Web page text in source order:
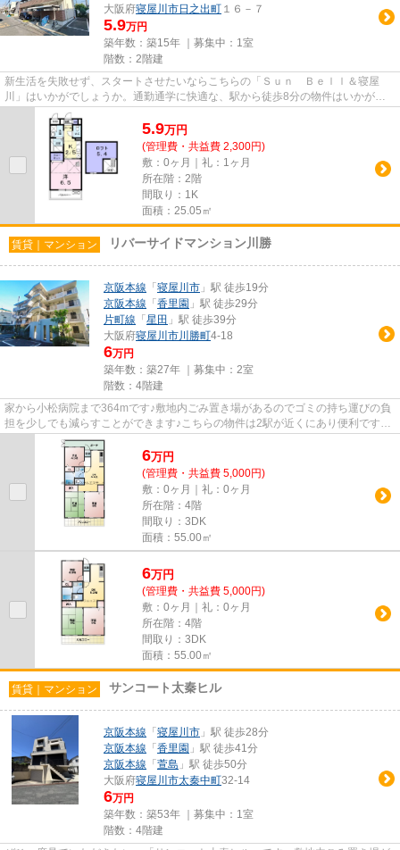
大阪府寝屋川市日之出町 １６－７
5.9万円
築年数：築15年 ｜募集中： 1室
階数：2階建
新生活を失敗せず、スタートさせたいならこちらの「Ｓｕｎ Ｂｅｌｌ＆寝屋
川」はいかがでしょうか。通勤通学に快適な、駅から徒歩8分の物件はいかがで
しょうか。アパートタイプのお部...
5.9万円
(管理費・共益費 2,300円)
敷：0ヶ月｜礼：1ヶ月
所在階：2階
間取り：1K
面積：25.05㎡
賃貸｜マンション リバーサイドマンション川勝
京阪本線 「 寝屋川市 」駅 徒歩19分
京阪本線 「 香里園 」駅 徒歩29分
片町線 「 星田 」駅 徒歩39分
大阪府寝屋川市川勝町4-18
6万円
築年数：築27年 ｜募集中： 2室
階数：4階建
家から小松病院まで364mです♪敷地内ごみ置き場があるのでゴミの持ち運びの負
担を少しでも減らすことができます♪こちらの物件は2駅が近くにあり便利です♪
造りとデザインに関して、自信...
6万円
(管理費・共益費 5,000円)
敷：0ヶ月｜礼：0ヶ月
所在階：4階
間取り：3DK
面積：55.00㎡
6万円
(管理費・共益費 5,000円)
敷：0ヶ月｜礼：0ヶ月
所在階：4階
間取り：3DK
面積：55.00㎡
賃貸｜マンション サンコート太秦ヒル
京阪本線 「 寝屋川市 」駅 徒歩28分
京阪本線 「 香里園 」駅 徒歩41分
京阪本線 「 萱島 」駅 徒歩50分
大阪府寝屋川市太秦中町32-14
6万円
築年数：築53年 ｜募集中： 1室
階数：4階建